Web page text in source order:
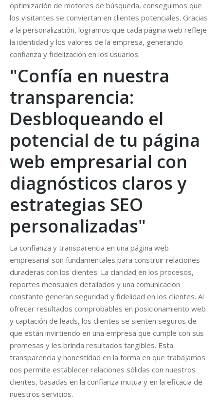
optimización de motores de búsqueda, conseguimos que
los visitantes se conviertan en clientes potenciales. Gracias
a la personalización, logramos que cada página web refleje
la identidad y los valores de la empresa, generando
confianza y fidelización en los usuarios.
"Confía en nuestra
transparencia:
Desbloqueando el
potencial de tu página
web empresarial con
diagnósticos claros y
estrategias SEO
personalizadas"
La confianza y transparencia en una página web
empresarial son fundamentales para construir relaciones
duraderas con los clientes. La claridad en los procesos,
reportes mensuales detallados y una comunicación
constante generan seguridad y fidelidad en los clientes. Al
ofrecer resultados comprobables en posicionamiento web
y captación de leads, los clientes se sienten seguros de
que están invirtiendo en una empresa que cumple con sus
promesas y les brinda resultados tangibles. Esta
transparencia y honestidad en la forma en que trabajamos
nos permite establecer relaciones sólidas con nuestros
clientes, basadas en la confianza mutua y en la eficacia de
nuestros servicios.